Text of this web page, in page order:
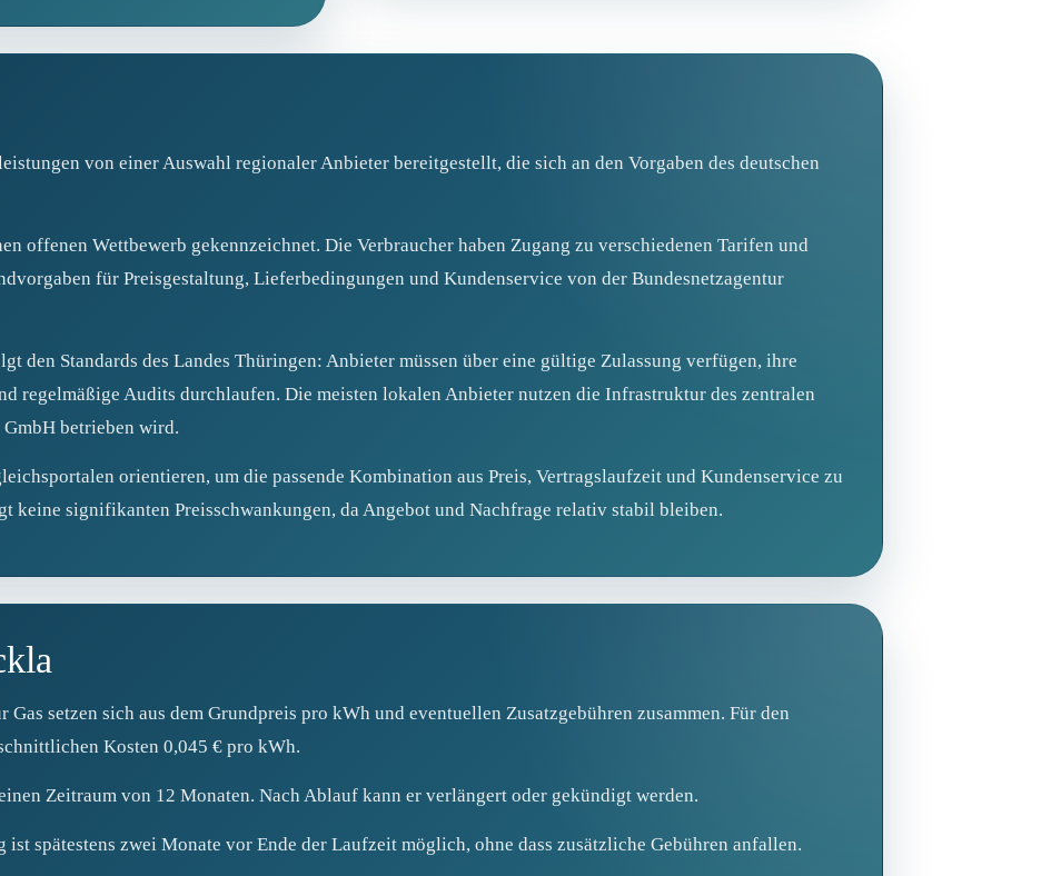
von einer Auswahl regionaler Anbieter bereitgestellt, die sich an den Vorgaben des deutschen
offenen Wettbewerb gekennzeichnet. Die Verbraucher haben Zugang zu verschiedenen Tarifen und
für Preisgestaltung, Lieferbedingungen und Kundenservice von der Bundesnetzagentur
den Standards des Landes Thüringen: Anbieter müssen über eine gültige Zulassung verfügen, ihre
regelmäßige Audits durchlaufen. Die meisten lokalen Anbieter nutzen die Infrastruktur des zentralen
GmbH betrieben wird.
orientieren, um die passende Kombination aus Preis, Vertragslaufzeit und Kundenservice zu
keine signifikanten Preisschwankungen, da Angebot und Nachfrage relativ stabil bleiben.
Gas setzen sich aus dem Grundpreis pro kWh und eventuellen Zusatzgebühren zusammen. Für den
Kosten 0,045 € pro kWh.
Zeitraum von 12 Monaten. Nach Ablauf kann er verlängert oder gekündigt werden.
ist spätestens zwei Monate vor Ende der Laufzeit möglich, ohne dass zusätzliche Gebühren anfallen.